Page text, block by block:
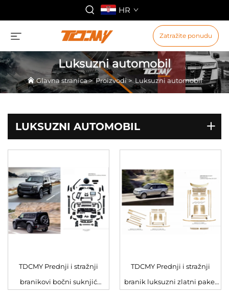
HR
Zatražite ponudu
Luksuzni automobil
Glavna stranica>Proizvodi>Luksuzni automobil
LUKSUZNI AUTOMOBIL
TDCMY Prednji i stražnji
branikovi bočni suknjić
TDCMY Prednji i stražnji
branik luksuzni zlatni paket